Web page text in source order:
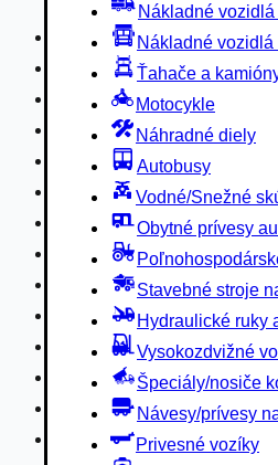
Nákladné vozidlá
Nákladné vozidlá
Ťahače a
Motocykle
Náhradné diely
Autobusy
Vodné/Snežné
Obytné prívesy
Stavebné stroje
Hydraulické ruky
Vysokozdvižné
Špeciály/nosiče
Návesy/prívesy
Privesné vozíky
Náhradné diely
Autobusy
Vodné/Snežné skútre,
Obytné prívesy
Poľnohospodárske
Stavebné stroje
Hydraulické ruky
Vysokozdvižné vozíky
Špeciály/nosiče
Návesy/prívesy
Privesné vozíky
Lode/člny, lietadlá/
Pneumatiky disky
Príslušenstvo, Oblečenie